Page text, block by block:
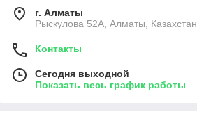
г. Алматы
Рыскулова 52А, Алматы, Казахстан
Контакты
Сегодня выходной
Показать весь график работы